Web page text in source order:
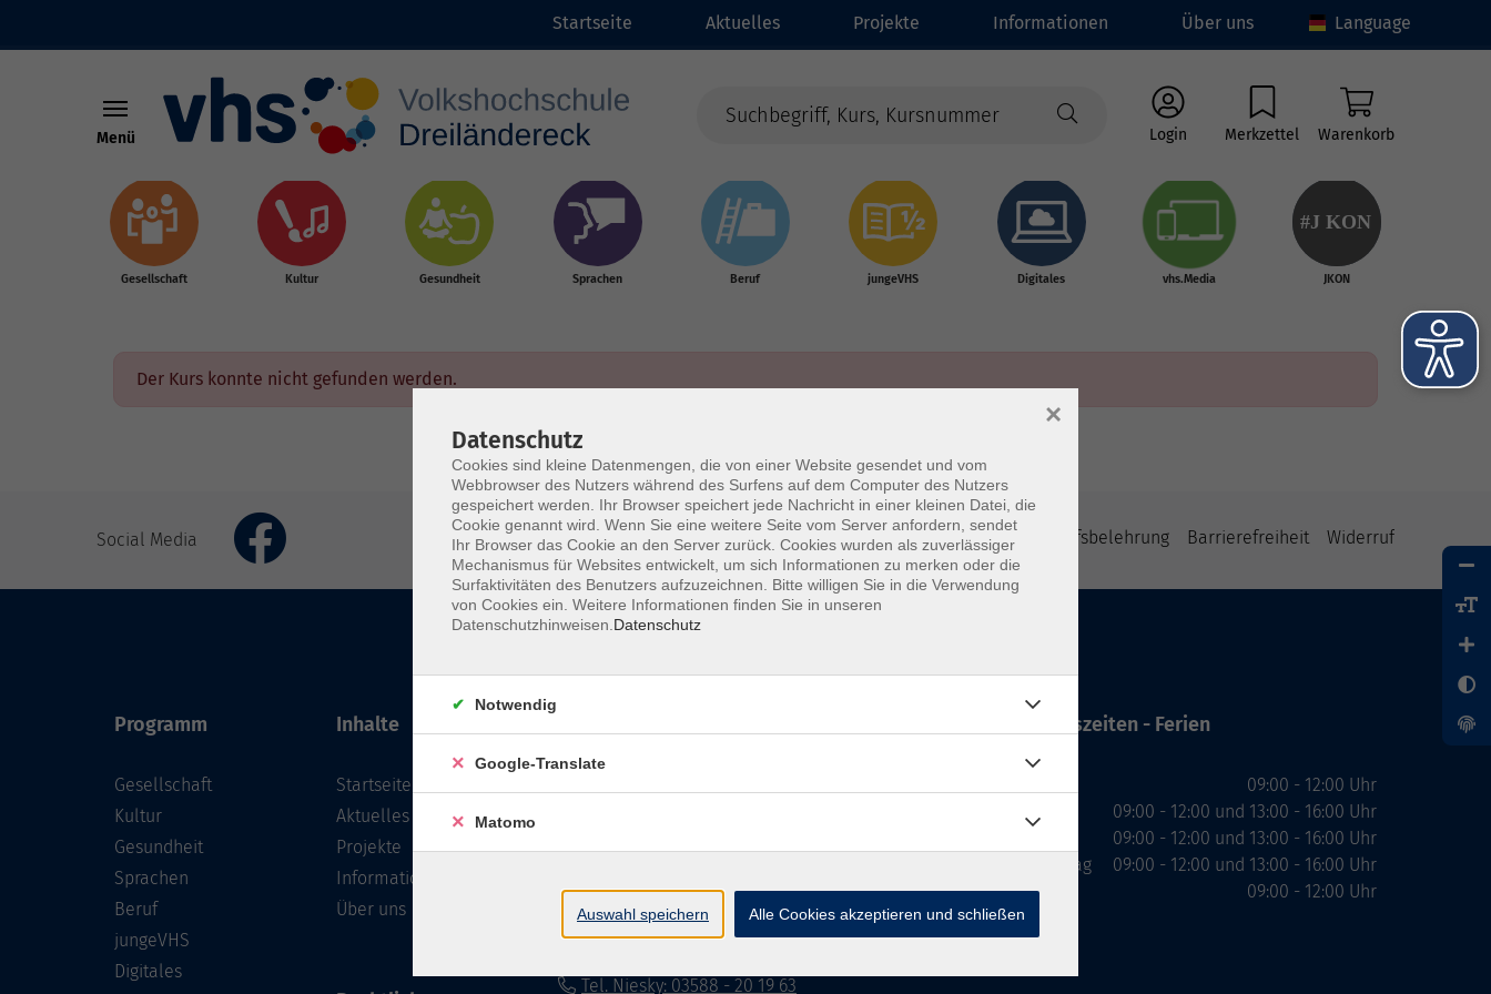
Skip to main content
Startseite Aktuelles Projekte Informationen Über uns Language
Menü Login Merkzettel Warenkorb
Gesellschaft Kultur Gesundheit Sprachen Beruf jungeVHS Digitales vhs.Media
#J KON
JKON
Der Kurs konnte nicht gefunden werden.
Social Media Impressum Datenschutzerklärung AGB Widerrufsbelehrung Barrierefreiheit Widerruf
Programm
Gesellschaft
Kultur
Gesundheit
Sprachen
Beruf
jungeVHS
Digitales
Inhalte
Startseite
Aktuelles
Projekte
Informationen
Über uns
info@vhs-dle.de
Tel. Zittau: 03585 - 41 77 448
Tel. Niesky: 03588 - 20 19 63
Öffnungszeiten - Ferien
Donnerstag
Freitag
09:00 - 12:00 Uhr
09:00 - 12:00 und 13:00 - 16:00 Uhr
09:00 - 12:00 und 13:00 - 16:00 Uhr
09:00 - 12:00 und 13:00 - 16:00 Uhr
09:00 - 12:00 Uhr
Datenschutz
Cookies sind kleine Datenmengen, die von einer Website gesendet und vom
Webbrowser des Nutzers während des Surfens auf dem Computer des Nutzers
gespeichert werden. Ihr Browser speichert jede Nachricht in einer kleinen Datei, die
Cookie genannt wird. Wenn Sie eine weitere Seite vom Server anfordern, sendet
Ihr Browser das Cookie an den Server zurück. Cookies wurden als zuverlässiger
Mechanismus für Websites entwickelt, um sich Informationen zu merken oder die
Surfaktivitäten des Benutzers aufzuzeichnen. Bitte willigen Sie in die Verwendung
von Cookies ein. Weitere Informationen finden Sie in unseren
Datenschutzhinweisen. Datenschutz
×
Notwendig
Google-Translate
Matomo
Auswahl speichern Alle Cookies akzeptieren und schließen